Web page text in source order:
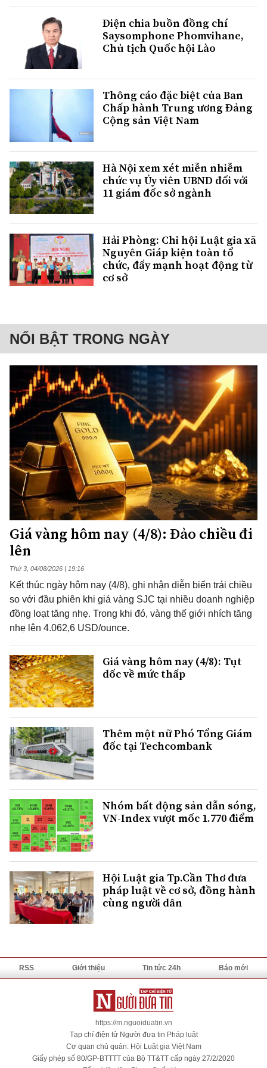
Điện chia buồn đồng chí
Saysomphone Phomvihane,
Chủ tịch Quốc hội Lào
Thông cáo đặc biệt của Ban
Chấp hành Trung ương Đảng
Cộng sản Việt Nam
Hà Nội xem xét miễn nhiễm
chức vụ Ủy viên UBND đối với
11 giám đốc sở ngành
Hải Phòng: Chi hội Luật gia xã
Nguyên Giáp kiện toàn tổ
chức, đẩy mạnh hoạt động từ
cơ sở
NỔI BẬT TRONG NGÀY
Giá vàng hôm nay (4/8): Đảo chiều đi
lên
Thứ 3, 04/08/2026 | 19:16
Kết thúc ngày hôm nay (4/8), ghi nhận diễn biến trái chiều
so với đầu phiên khi giá vàng SJC tại nhiều doanh nghiệp
đồng loạt tăng nhẹ. Trong khi đó, vàng thế giới nhích tăng
nhẹ lên 4.062,6 USD/ounce.
Giá vàng hôm nay (4/8): Tụt
dốc về mức thấp
Thêm một nữ Phó Tổng Giám
đốc tại Techcombank
Nhóm bất động sản dẫn sóng,
VN-Index vượt mốc 1.770 điểm
Hội Luật gia Tp.Cần Thơ đưa
pháp luật về cơ sở, đồng hành
cùng người dân
RSS Giới thiệu Tin tức 24h Báo mới
https://m.nguoiduatin.vn
Tạp chí điện tử Người đưa tin Pháp luật
Cơ quan chủ quản: Hội Luật gia Việt Nam
Giấy phép số 80/GP-BTTTT của Bộ TT&TT cấp ngày 27/2/2020